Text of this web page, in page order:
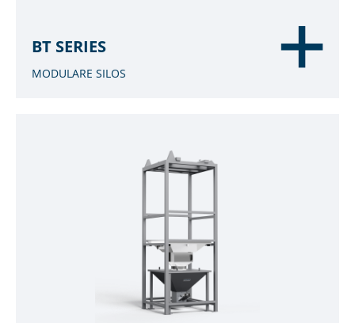
BT SERIES
MODULARE SILOS